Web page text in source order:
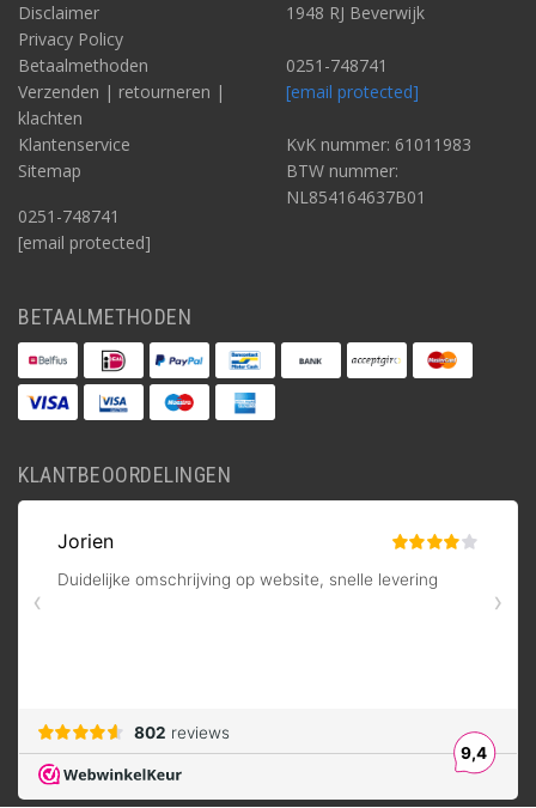
Disclaimer
Privacy Policy
Betaalmethoden
Verzenden | retourneren |
klachten
Klantenservice
Sitemap
0251-748741
[email protected]
1948 RJ Beverwijk
0251-748741
[email protected]
KvK nummer: 61011983
BTW nummer:
NL854164637B01
BETAALMETHODEN
KLANTBEOORDELINGEN